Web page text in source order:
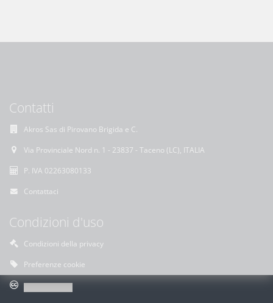
Contatti
Akros Sas di Pirovano Brigida e C.
Via Provinciale Nord n. 1 - 23837 - Taceno (LC), ITALIA
P. IVA 02263080133
Contattaci
Condizioni d'uso
Condizioni della privacy
Preferenze cookie